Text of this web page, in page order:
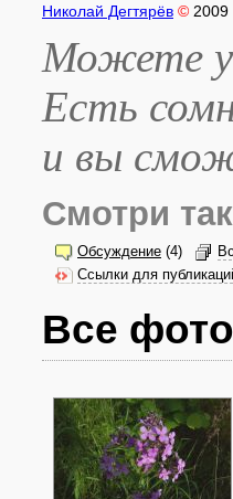
Николай Дегтярёв © 2009
Можете
Есть
и вы
Смотри
Обсуждение (4)
Ссылки для
Все